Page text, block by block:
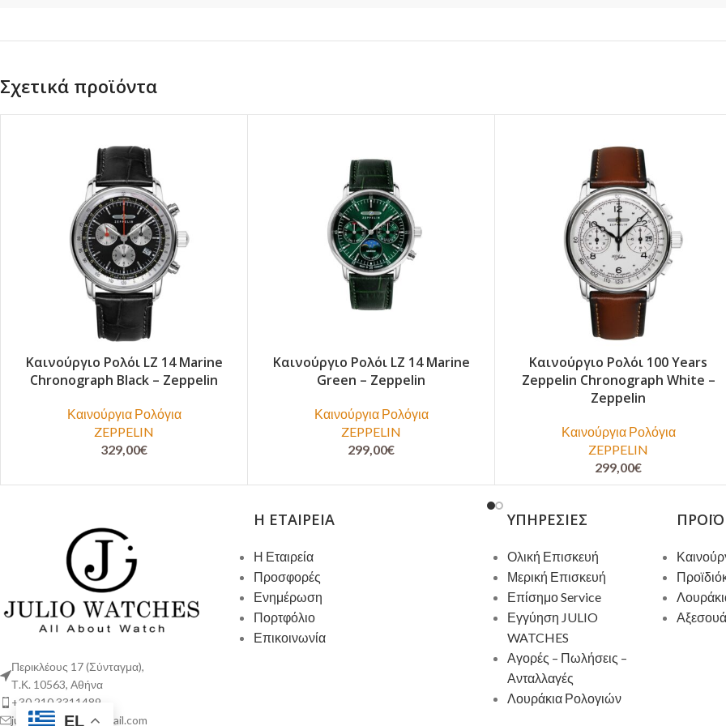
Σχετικά προϊόντα
Καινούργιο Ρολόι LZ 14 Marine
Chronograph Black – Zeppelin
Καινούργια Ρολόγια
ZEPPELIN
329,00€
Καινούργιο Ρολόι LZ 14 Marine
Green – Zeppelin
Καινούργια Ρολόγια
ZEPPELIN
299,00€
Καινούργιο Ρολόι 100 Years
Zeppelin Chronograph White –
Zeppelin
Καινούργια Ρολόγια
ZEPPELIN
299,00€
Περικλέους 17 (Σύνταγμα),
Τ.Κ. 10563, Αθήνα
+30 210 3311489
juliowatches.gr@gmail.com
Η ΕΤΑΙΡΕΊΑ
Η Εταιρεία
Προσφορές
Ενημέρωση
Πορτφόλιο
Επικοινωνία
ΥΠΗΡΕΣΊΕΣ
Ολική Επισκευή
Μερική Επισκευή
Επίσημο Service
Εγγύηση JULIO
WATCHES
Αγορές – Πωλήσεις –
Ανταλλαγές
Λουράκια Ρολογιών
EL